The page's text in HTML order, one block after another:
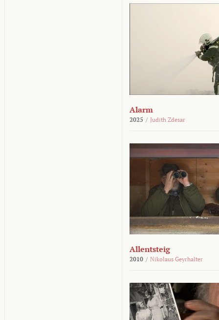
Alarm
2025 / Judith Zdesar
Allentsteig
2010 / Nikolaus Geyrhalter